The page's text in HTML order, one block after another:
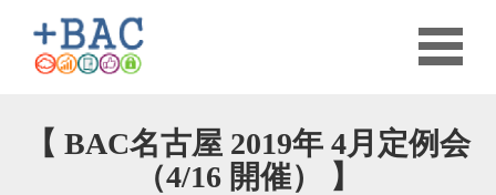
【 BAC名古屋 2019年 4月定例会
（4/16 開催） 】